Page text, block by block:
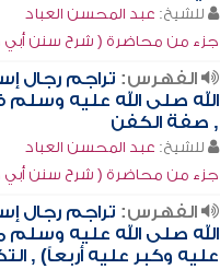
للشيخ: عبد المحسن العباد
جزء من محاضرة ( شرح سنن أبي داود
الفهرس: تراجم رجال
الله صلى الله عليه وسلم
, صفة الكفن
للشيخ: عبد المحسن العباد
جزء من محاضرة ( شرح سنن أبي داود
الفهرس: تراجم رجال
الله صلى الله عليه
عليه وكبر عليه أربعاً) ,